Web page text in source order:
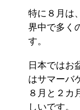
特に８月は
界中で多く
す。
日本ではお
はサマーバ
８月と２カ
しいです。